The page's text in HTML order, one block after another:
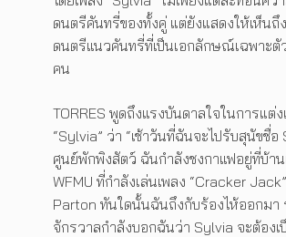
ดนตรีคันทรี่ของทั้งคู่ แต่ยังแสดงให้เห็นถึ
ดนตรีแนวคันทรี่ที่เป็นเอกลักษณ์เฉพาะตั
คน
TORRES พูดถึงแรงบันดาลใจในการแต่ง
“Sylvia” ว่า “เช้าวันที่ฉันจะไปรับสุนัขชื่อ
ศูนย์พักพิงสัตว์ ฉันกำลังชงกาแฟอยู่ที่บ้าน
WFMU ที่กำลังเล่นเพลง “Cracker
Parton ทันใดนั้นฉันถึงกับร้องไห้ออกมา
จักรวาลกำลังบอกฉันว่า Sylvia จะต้องเ